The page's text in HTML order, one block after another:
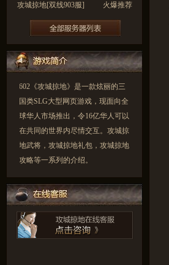
攻城掠地[双线903服] 火爆推荐
攻城掠地[双线902服]
攻城掠地[双线901服] 火爆推荐
攻城掠地[双线900服] 火爆推荐
602《攻城掠地》是一款炫丽的三
国类SLG大型网页游戏，现面向全
球华人市场推出，令16亿华人可以
在共同的世界内尽情交互。攻城掠
地武将，攻城掠地礼包，攻城掠地
攻略等一系列的介绍。